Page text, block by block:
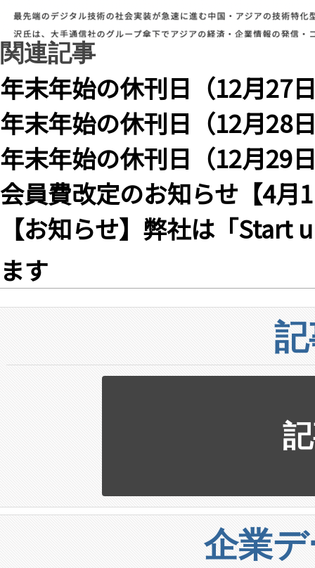
関連記事
年末年始の休刊日（12月27
年末年始の休刊日（12月28
年末年始の休刊日（12月29
会員費改定のお知らせ【4月
【お知らせ】弊社は「Start
ます
企業